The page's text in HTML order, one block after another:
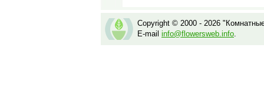
Copyright © 2000 - 2026
E-mail info@flowersweb.info.